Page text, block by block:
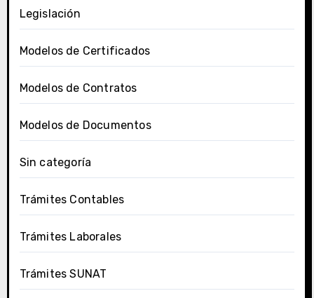
Legislación
Modelos de Certificados
Modelos de Contratos
Modelos de Documentos
Sin categoría
Trámites Contables
Trámites Laborales
Trámites SUNAT